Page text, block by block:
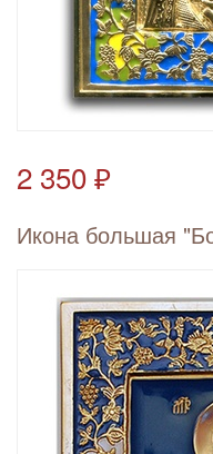
2 350 ₽
Икона большая